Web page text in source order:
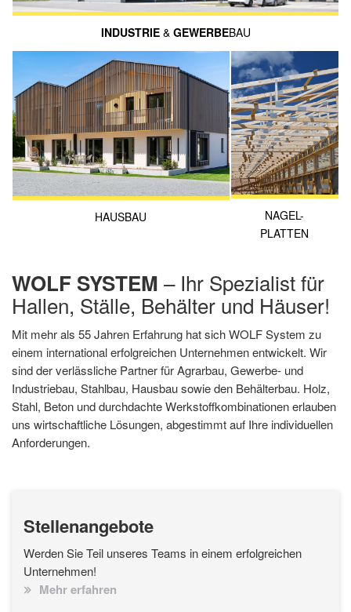
HAUSBAU
INDUSTRIE& GEWERBEBAU
NAGEL-
PLATTEN
WOLF SYSTEM – Ihr Spezialist für
Hallen, Ställe, Behälter und Häuser!
Mit mehr als 55 Jahren Erfahrung hat sich WOLF System zu
einem international erfolgreichen Unternehmen entwickelt. Wir
sind der verlässliche Partner für Agrarbau, Gewerbe- und
Industriebau, Stahlbau, Hausbau sowie den Behälterbau. Holz,
Stahl, Beton und durchdachte Werkstoffkombinationen erlauben
uns wirtschaftliche Lösungen, abgestimmt auf Ihre individuellen
Anforderungen.
Stellenangebote
Werden Sie Teil unseres Teams in einem erfolgreichen
Unternehmen!
Mehr erfahren